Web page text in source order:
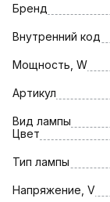
Бренд
Внутренний код
Мощность, W
Артикул
Вид лампы
Цвет
Тип лампы
Напряжение, V